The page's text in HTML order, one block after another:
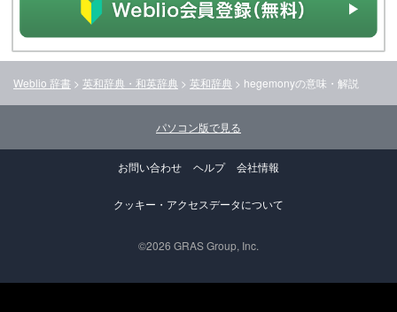
Weblio 辞書 > 英和辞典・和英辞典 > 英和辞典 > hegemonyの意味・解説
パソコン版で見る
お問い合わせ ヘルプ 会社情報
クッキー・アクセスデータについて
©2026 GRAS Group, Inc.